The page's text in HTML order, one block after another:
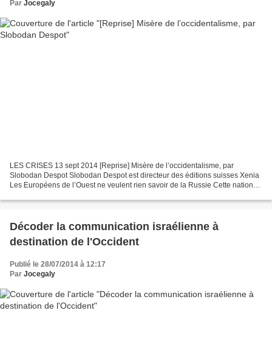
Par Jocegaly
LES CRISES 13 sept 2014 [Reprise] Misère de l’occidentalisme, par
Slobodan Despot Slobodan Despot est directeur des éditions suisses Xenia
Les Européens de l’Ouest ne veulent rien savoir de la Russie Cette nation
Décoder la communication israélienne à
destination de l'Occident
Publié le 28/07/2014 à 12:17
Par Jocegaly